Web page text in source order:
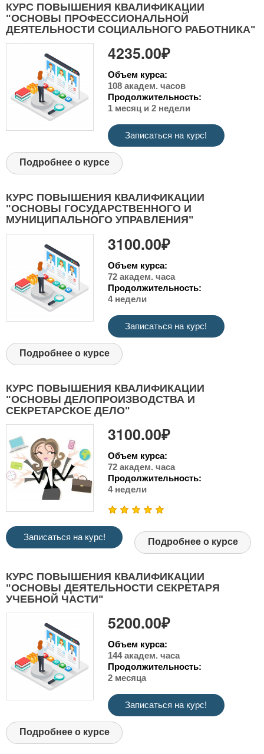
КУРС ПОВЫШЕНИЯ КВАЛИФИКАЦИИ
"ОСНОВЫ ПРОФЕССИОНАЛЬНОЙ
ДЕЯТЕЛЬНОСТИ СОЦИАЛЬНОГО РАБОТНИКА"
4235.00₽
Объем курса:
108 академ. часов
Продолжительность:
1 месяц и 2 недели
Записаться на курс!
Подробнее о курсе
КУРС ПОВЫШЕНИЯ КВАЛИФИКАЦИИ
"ОСНОВЫ ГОСУДАРСТВЕННОГО И
МУНИЦИПАЛЬНОГО УПРАВЛЕНИЯ"
3100.00₽
Объем курса:
72 академ. часа
Продолжительность:
4 недели
Записаться на курс!
Подробнее о курсе
КУРС ПОВЫШЕНИЯ КВАЛИФИКАЦИИ
"ОСНОВЫ ДЕЛОПРОИЗВОДСТВА И
СЕКРЕТАРСКОЕ ДЕЛО"
3100.00₽
Объем курса:
72 академ. часа
Продолжительность:
4 недели
Записаться на курс! Подробнее о курсе
КУРС ПОВЫШЕНИЯ КВАЛИФИКАЦИИ
"ОСНОВЫ ДЕЯТЕЛЬНОСТИ СЕКРЕТАРЯ
УЧЕБНОЙ ЧАСТИ"
5200.00₽
Объем курса:
144 академ. часа
Продолжительность:
2 месяца
Записаться на курс!
Подробнее о курсе